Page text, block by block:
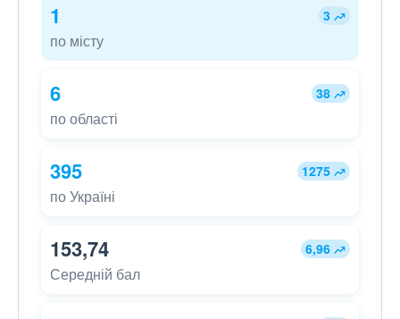
1 3
по місту
6 38
по області
395 1275
по Україні
153,74 6,96
Середній бал